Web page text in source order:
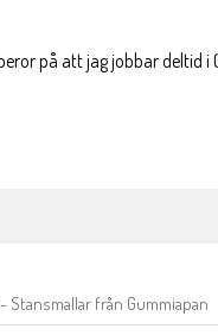
på att jag jobbar deltid i
Stansmallar från Gummiapan